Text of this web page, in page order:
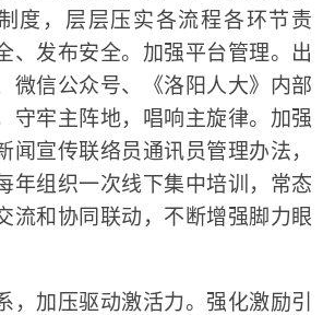
度，层层压实各流程各环节责
、发布安全。加强平台管理。出
微信公众号、《洛阳人大》内部
守牢主阵地，唱响主旋律。加强
闻宣传联络员通讯员管理办法，
年组织一次线下集中培训，常态
流和协同联动，不断增强脚力眼
加压驱动激活力。强化激励引